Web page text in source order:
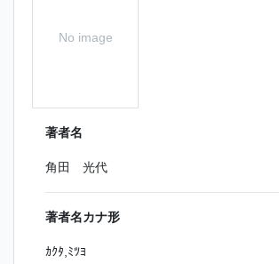
No image
著者名
角田 光代
著者名カナ形
ｶｸﾀ,ﾐﾂﾖ